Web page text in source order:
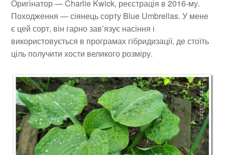
Оригінатор — Charlie Kwick, реєстрація в 2016-му.
Походження — сіянець сорту Blue Umbrellas. У мене
є цей сорт, він гарно зав’язує насіння і
використовується в програмах гібридизації, де стоїть
ціль получити хости великого розміру.